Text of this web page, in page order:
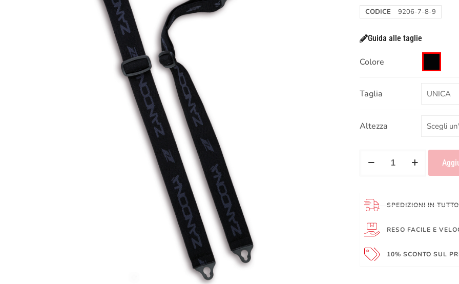
CODICE 9206-7-8-9
Guida alle taglie
Colore
Taglia
Altezza
SPEDIZIONI IN
RESO FACILE E
10% SCONTO SUL